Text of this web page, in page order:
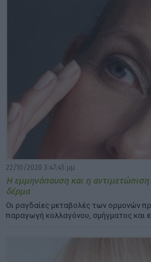
22/10/2020 3:47:45 μμ
Η εμμηνόπαυση και η
δέρμα
Oι ραγδαίες μεταβολές των ορμονών
παραγωγή κολλαγόνου, σμήγματος και